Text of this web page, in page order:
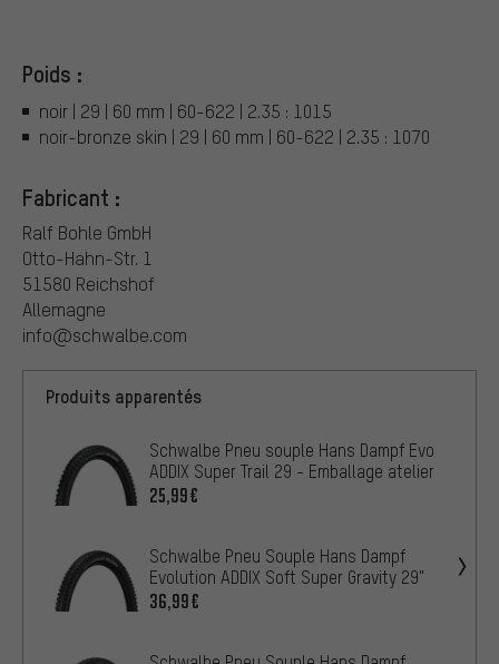
Poids :
noir | 29 | 60 mm | 60-622 | 2.35 : 1015
noir-bronze skin | 29 | 60 mm | 60-622 | 2.35 : 1070
Fabricant :
Ralf Bohle GmbH
Otto-Hahn-Str. 1
51580 Reichshof
Allemagne
info@schwalbe.com
Produits apparentés
Schwalbe Pneu souple Hans Dampf Evo
ADDIX Super Trail 29 - Emballage atelier
25,99€
Schwalbe Pneu Souple Hans Dampf
Evolution ADDIX Soft Super Gravity 29"
36,99€